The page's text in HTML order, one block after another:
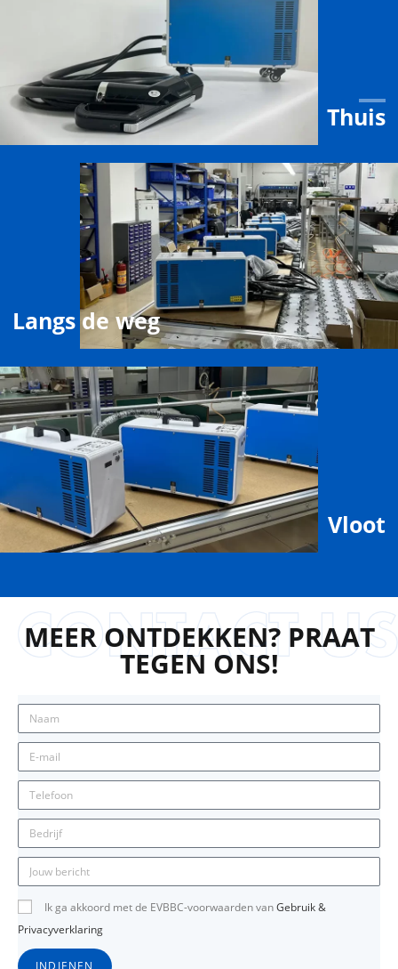
Thuis
Langs de weg
Vloot
MEER ONTDEKKEN? PRAAT
TEGEN ONS!
Ik ga akkoord met de EVBBC-voorwaarden vanGebruik &
Privacyverklaring